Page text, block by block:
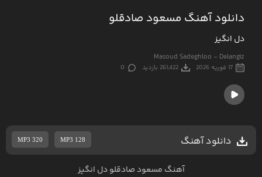
دانلود آهنگ مسعود صادقلو
دل انگیز
Masoud Sadeghloo - Delangiz
17 فوریه 2026 261,422 بازدید 0
دانلود آهنگ MP3 320 MP3 128
آهنگ مسعود صادقلو دل انگیز